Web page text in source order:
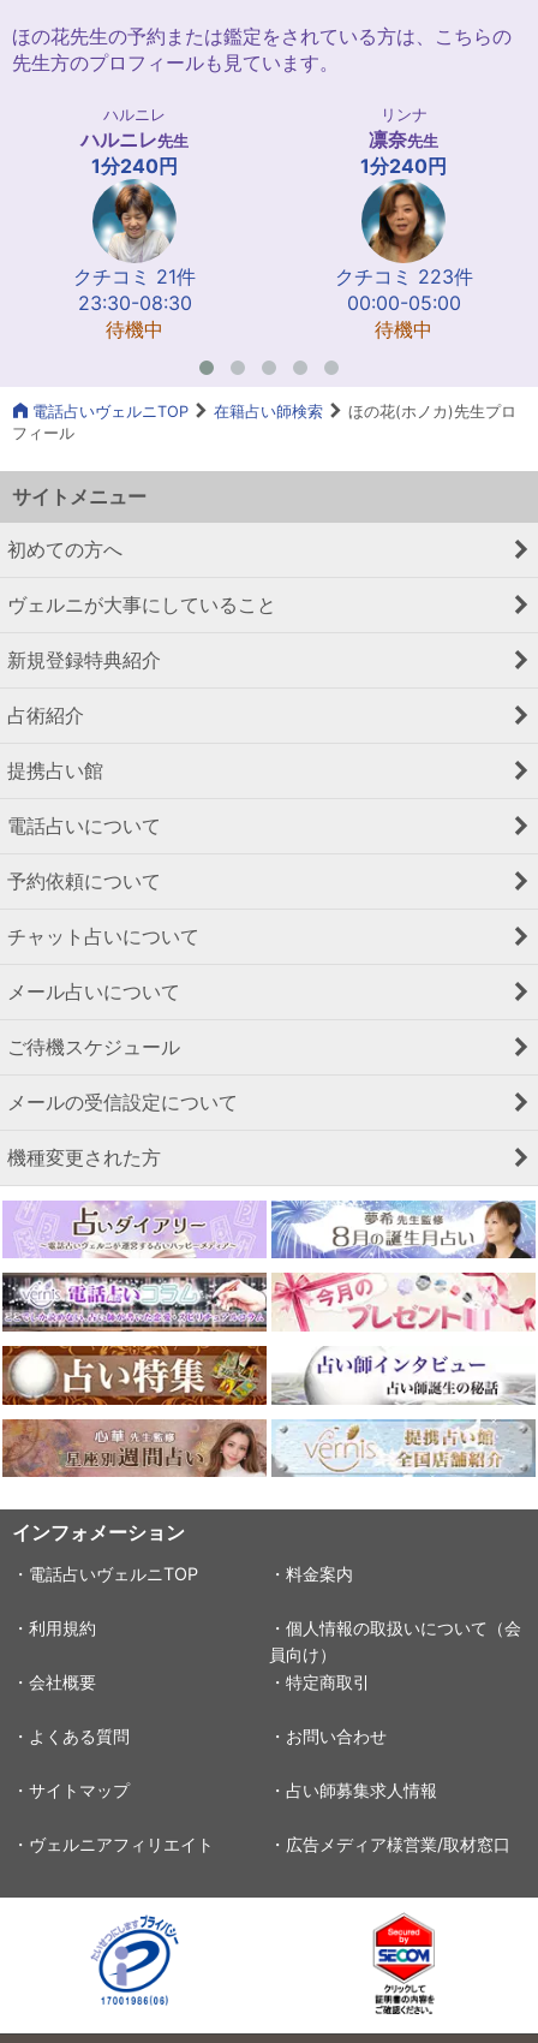
ほの花先生の予約または鑑定をされている方は、こちらの
先生方のプロフィールも見ています。
ハルニレ
ハルニレ先生
1分240円
クチコミ 21件
23:30-08:30
待機中
リンナ
凛奈先生
1分240円
クチコミ 223件
00:00-05:00
待機中
電話占いヴェルニTOP 在籍占い師検索
ほの花(ホノカ)先生プロ
フィール
サイトメニュー
初めての方へ
ヴェルニが大事にしていること
新規登録特典紹介
占術紹介
提携占い館
電話占いについて
予約依頼について
チャット占いについて
メール占いについて
ご待機スケジュール
メールの受信設定について
機種変更された方
インフォメーション
・電話占いヴェルニTOP ・料金案内
・利用規約
・個人情報の取扱いについて（会
員向け）
・会社概要
・特定商取引
・よくある質問 ・お問い合わせ
・サイトマップ ・占い師募集求人情報
・ヴェルニアフィリエイト ・広告メディア様営業/取材窓口